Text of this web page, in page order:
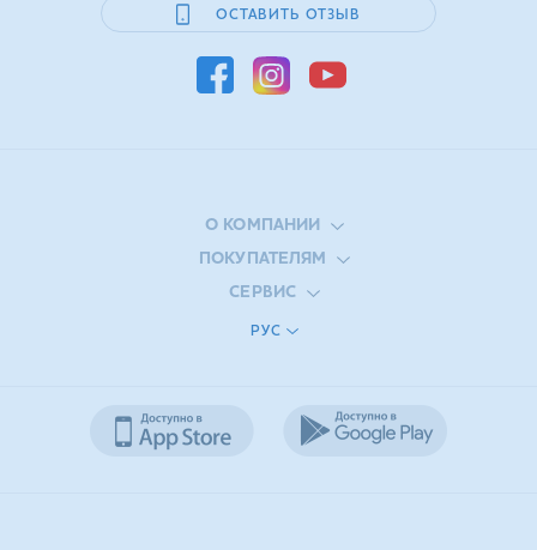
ОСТАВИТЬ ОТЗЫВ
О КОМПАНИИ
ПОКУПАТЕЛЯМ
СЕРВИС
РУС